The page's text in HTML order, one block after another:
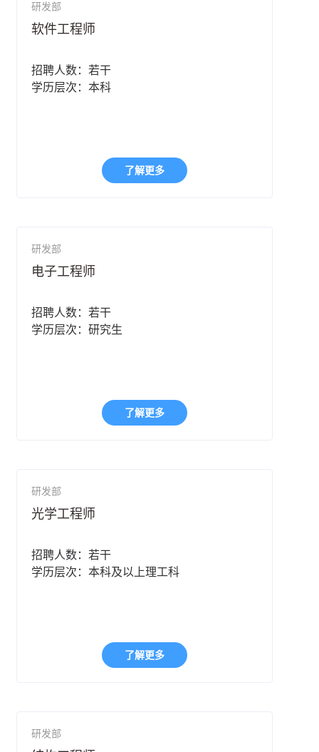
研发部
软件工程师
招聘人数：若干
学历层次：本科
了解更多
研发部
电子工程师
招聘人数：若干
学历层次：研究生
了解更多
研发部
光学工程师
招聘人数：若干
学历层次：本科及以上理工科
了解更多
研发部